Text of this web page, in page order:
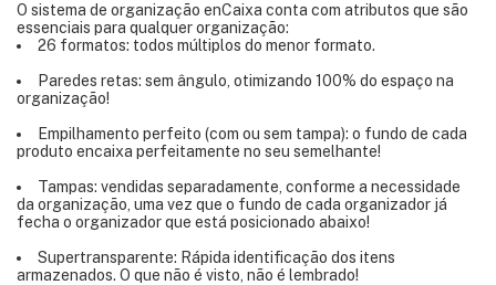
O sistema de organização enCaixa conta com atributos que são
essenciais para qualquer organização:
26 formatos: todos múltiplos do menor formato.
Paredes retas: sem ângulo, otimizando 100% do espaço na
organização!
Empilhamento perfeito (com ou sem tampa): o fundo de cada
produto encaixa perfeitamente no seu semelhante!
Tampas: vendidas separadamente, conforme a necessidade
da organização, uma vez que o fundo de cada organizador já
fecha o organizador que está posicionado abaixo!
Supertransparente: Rápida identificação dos itens
armazenados. O que não é visto, não é lembrado!